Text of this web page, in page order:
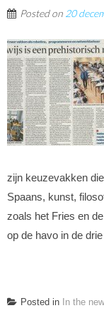
Posted on 20
zijn keuzevakken
Spaans, kunst,
zoals het Fries en
op de havo in de
Posted in In the